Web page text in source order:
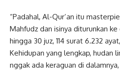
“Padahal, Al-Qur’an itu
Mahfudz dan isinya diturunkan
hingga 30 juz, 114 surat 6.232
Kehidupan yang lengkap, hudan
nggak ada keraguan di